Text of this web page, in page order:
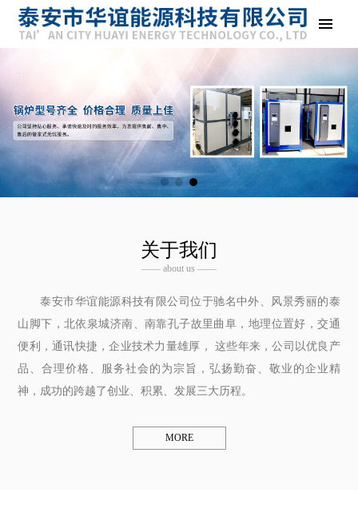
关于我们
—— about us ——
泰安市华谊能源科技有限公司位于驰名中外、风景秀丽的泰
山脚下，北依泉城济南、南靠孔子故里曲阜，地理位置好，交通
便利，通讯快捷，企业技术力量雄厚， 这些年来，公司以优良产
品、合理价格、服务社会的为宗旨，弘扬勤奋、敬业的企业精
神，成功的跨越了创业、积累、发展三大历程。
MORE